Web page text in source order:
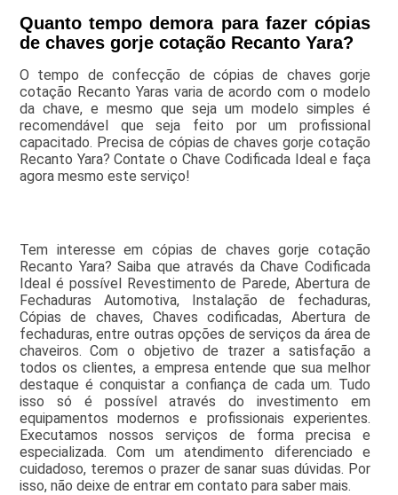
Quanto tempo demora para fazer cópias
de chaves gorje cotação Recanto Yara?
O tempo de confecção de cópias de chaves gorje
cotação Recanto Yaras varia de acordo com o modelo
da chave, e mesmo que seja um modelo simples é
recomendável que seja feito por um profissional
capacitado. Precisa de cópias de chaves gorje cotação
Recanto Yara? Contate o Chave Codificada Ideal e faça
agora mesmo este serviço!
Tem interesse em cópias de chaves gorje cotação
Recanto Yara? Saiba que através da Chave Codificada
Ideal é possível Revestimento de Parede, Abertura de
Fechaduras Automotiva, Instalação de fechaduras,
Cópias de chaves, Chaves codificadas, Abertura de
fechaduras, entre outras opções de serviços da área de
chaveiros. Com o objetivo de trazer a satisfação a
todos os clientes, a empresa entende que sua melhor
destaque é conquistar a confiança de cada um. Tudo
isso só é possível através do investimento em
equipamentos modernos e profissionais experientes.
Executamos nossos serviços de forma precisa e
especializada. Com um atendimento diferenciado e
cuidadoso, teremos o prazer de sanar suas dúvidas. Por
isso, não deixe de entrar em contato para saber mais.